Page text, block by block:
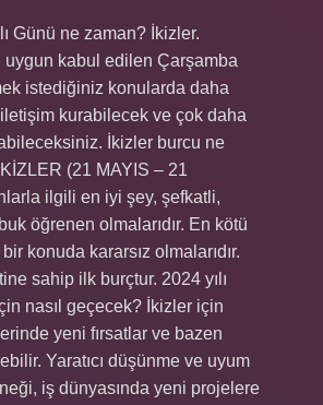
Günü ne zaman? İkizler.
uygun kabul edilen Çarşamba
istediğiniz konularda daha
iletişim kurabilecek ve çok daha
İkizler burcu ne
(21 MAYIS – 21
ilgili en iyi şey, şefkatli,
öğrenen olmalarıdır. En kötü
konuda kararsız olmalarıdır.
sahip ilk burçtur. 2024 yılı
nasıl geçecek? İkizler için
yeni fırsatlar ve bazen
Yaratıcı düşünme ve uyum
iş dünyasında yeni projelere